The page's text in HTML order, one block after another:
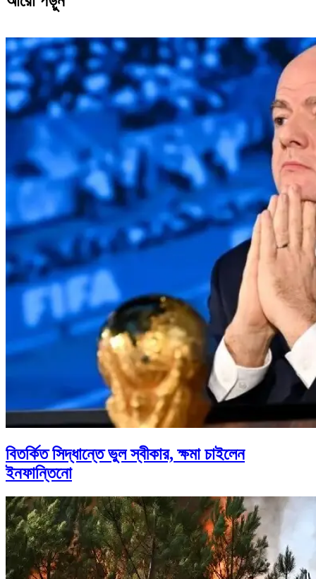
বিতর্কিত সিদ্ধান্তে ভুল স্বীকার, ক্ষমা চাইলেন
ইনফান্তিনো